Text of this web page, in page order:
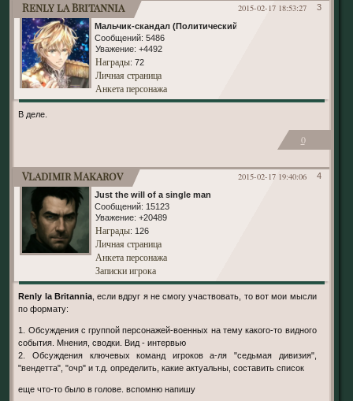
3
2015-02-17 18:53:27
Renly la Britannia
Мальчик-скандал (Политический)
Сообщений: 5486
Уважение: +4492
Награды: 72
Личная страница
Анкета персонажа
В деле.
0
4
2015-02-17 19:40:06
Vladimir Makarov
Just the will of a single man
Сообщений: 15123
Уважение: +20489
Награды: 126
Личная страница
Анкета персонажа
Записки игрока
Renly la Britannia, если вдруг я не смогу участвовать, то вот мои мысли
по формату:
1. Обсуждения с группой персонажей-военных на тему какого-то видного
события. Мнения, сводки. Вид - интервью
2. Обсуждения ключевых команд игроков а-ля "седьмая дивизия",
"вендетта", "очр" и т.д. определить, какие актуальны, составить список
еще что-то было в голове. вспомню напишу